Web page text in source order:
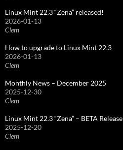
Linux Mint 22.3 “Zena” released!
2026-01-13
Clem
How to upgrade to Linux Mint 22.3
2026-01-13
Clem
Monthly News – December 2025
2025-12-30
Clem
Linux Mint 22.3 “Zena” – BETA Release
2025-12-20
Clem